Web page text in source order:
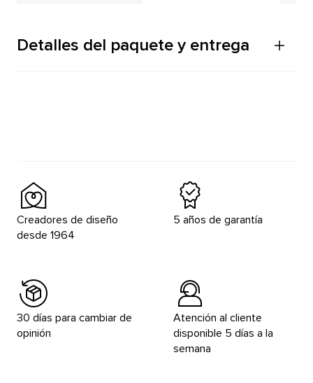
Detalles del paquete y entrega
Creadores de diseño
desde 1964
5 años de garantía
30 días para cambiar de
opinión
Atención al cliente
disponible 5 días a la
semana